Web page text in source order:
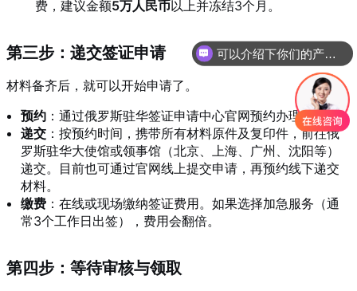
费，建议金额5万人民币以上并冻结3个月 。
第三步：递交签证申请
材料备齐后，就可以开始申请了。
预约 ：通过俄罗斯驻华签证申请中心官网预约办理时间。
递交 ：按预约时间，携带所有材料原件及复印件，前往俄
罗斯驻华大使馆或领事馆（北京、上海、广州、沈阳等）
递交。目前也可通过官网线上提交申请，再预约线下递交
材料。
缴费 ：在线或现场缴纳签证费用。如果选择加急服务（通
常3个工作日出签），费用会翻倍。
第四步：等待审核与领取
可以介绍下你们的产品么？
你们是怎么收费的呢？